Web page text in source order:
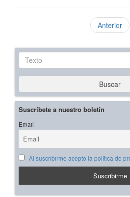
Anterior
Texto
Buscar
Suscríbete a nuestro boletín
Email
Al suscribirme acepto la política de